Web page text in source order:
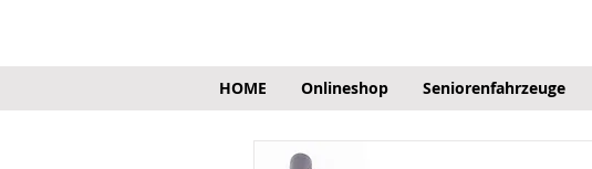
HOME Onlineshop Seniorenfahrzeuge